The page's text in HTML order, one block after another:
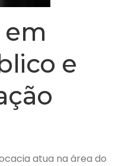
e
atua na área do